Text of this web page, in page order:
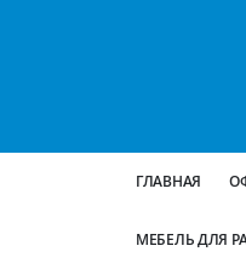
ГЛАВНАЯ
МЕБЕЛЬ ДЛЯ